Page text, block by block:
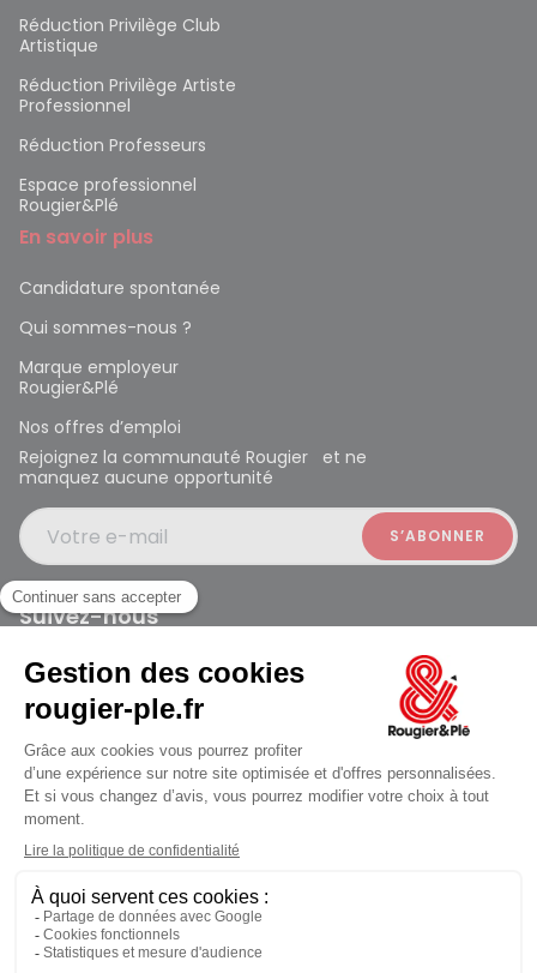
Réduction Privilège Club
Artistique
Réduction Privilège Artiste
Professionnel
Réduction Professeurs
Espace professionnel
Rougier&Plé
En savoir plus
Candidature spontanée
Qui sommes-nous ?
Marque employeur
Rougier&Plé
Nos offres d’emploi
Rejoignez la communauté Rougier et ne
manquez aucune opportunité
Votre e-mail
Suivez-nous
Rougier et Plé 2024 Copyright
Mentions légales
Conditions générales des ventes
Données personnelles
Paiement sécurisé